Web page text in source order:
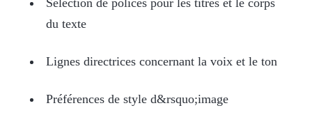
du texte
Lignes directrices concernant la voix et le ton
Préférences de style d&rsquo;image